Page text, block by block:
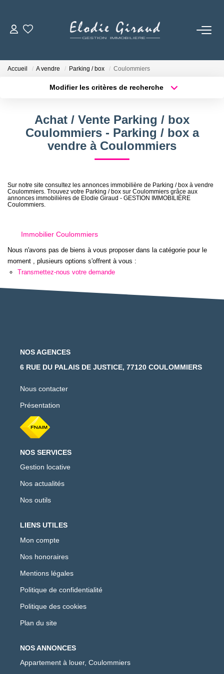
GESTION LOCATIVE
CONTACT
Accueil A vendre Parking / box Coulommiers
Modifier les critères de recherche
Surface min Budget max
Plus de critères Créer une alerte
Achat / Vente Parking / box
Coulommiers - Parking / box a
vendre à Coulommiers
Sur notre site consultez les annonces immobilière de Parking / box à vendre
Coulommiers. Trouvez votre Parking / box sur Coulommiers grâce aux
annonces immobilières de Elodie Giraud - GESTION IMMOBILIÈRE
Coulommiers.
Immobilier Coulommiers
Nous n'avons pas de biens à vous proposer dans la catégorie pour le
moment , plusieurs options s'offrent à vous :
Transmettez-nous votre demande
NOS AGENCES
6 RUE DU PALAIS DE JUSTICE, 77120 COULOMMIERS
Nous contacter
Présentation
NOS SERVICES
Gestion locative
Nos actualités
Nos outils
LIENS UTILES
Mon compte
Nos honoraires
Mentions légales
Politique de confidentialité
Politique des cookies
Plan du site
NOS ANNONCES
Appartement à louer, Coulommiers